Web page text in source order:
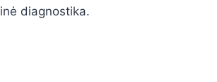
diagnostika.